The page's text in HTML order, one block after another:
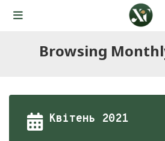
Browsing
Квітень 2021